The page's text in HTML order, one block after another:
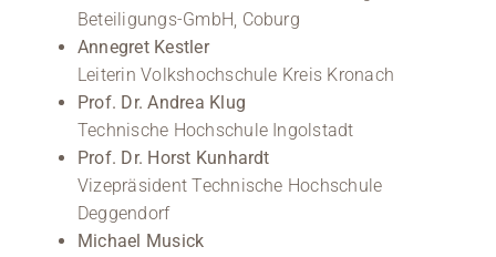
Beteiligungs-GmbH, Coburg
Annegret Kestler
Leiterin Volkshochschule Kreis Kronach
Prof. Dr. Andrea Klug
Technische Hochschule Ingolstadt
Prof. Dr. Horst Kunhardt
Vizepräsident Technische Hochschule
Deggendorf
Michael Musick